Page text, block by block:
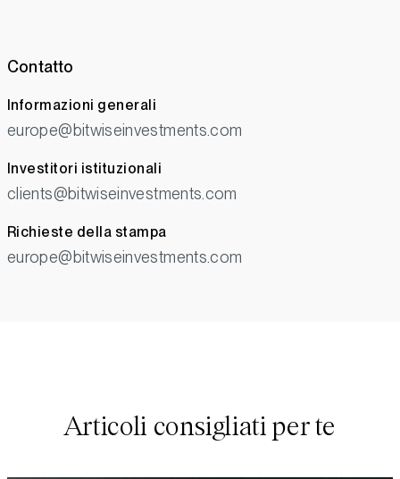
Contatto
Informazioni generali
europe@bitwiseinvestments.com
Investitori istituzionali
clients@bitwiseinvestments.com
Richieste della stampa
europe@bitwiseinvestments.com
Articoli consigliati per te